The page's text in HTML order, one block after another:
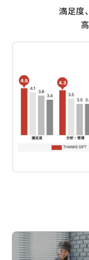
満足度